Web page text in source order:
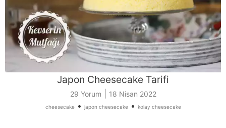
Japon Cheesecake Tarifi
29 Yorum 18 Nisan 2022
cheesecake• japon cheesecake• kolay cheesecake